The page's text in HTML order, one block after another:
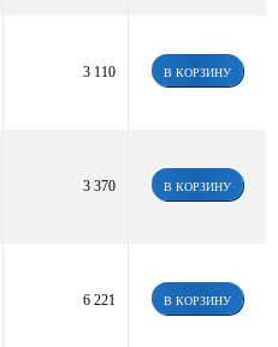
3 110 В КОРЗИНУ
3 370 В КОРЗИНУ
6 221 В КОРЗИНУ